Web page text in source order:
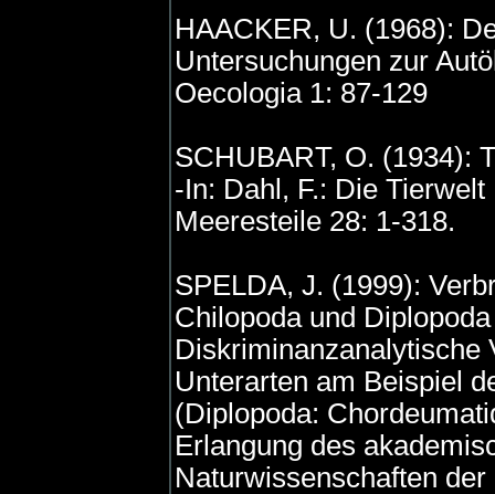
HAACKER, U. (1968):
Untersuchungen zur
Oecologia 1: 87-129
SCHUBART, O. (1934):
-In: Dahl, F.: Die
Meeresteile 28: 1-318.
SPELDA, J. (1999):
Chilopoda und
Diskriminanzanalytische
Unterarten am Beispiel
(Diplopoda:
Erlangung des
Naturwissenschaften